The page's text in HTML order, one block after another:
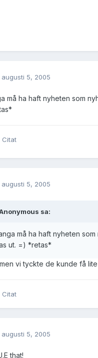
augusti 5, 2005
må ha haft nyheten som
Citat
augusti 5, 2005
sa:
må ha haft nyheten
ut. =) *retas*
vi tyckte de kunde få
Citat
augusti 5, 2005
that!